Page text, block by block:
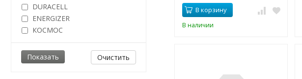
В корзину
В наличии
DURACELL
ENERGIZER
КОСМОС
Очистить